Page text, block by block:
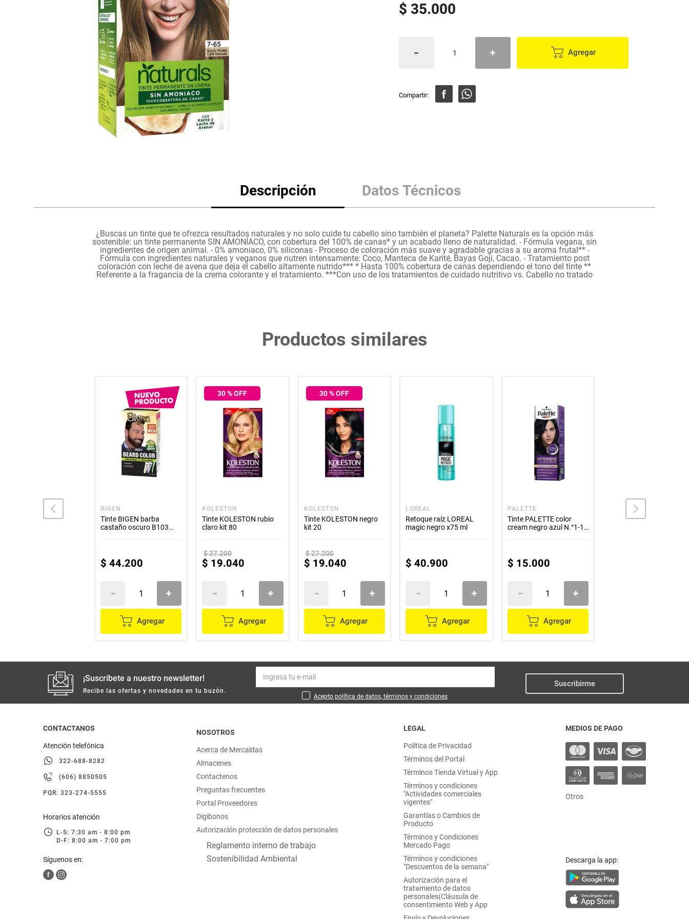
lácteos y refrigerados
cuidado del bebé
otros
$ 35.000
Agregar
Descripción Datos Técnicos
¿Buscas un tinte que te ofrezca resultados naturales y no solo cuide tu cabello sino también el planeta? Palette Naturals es la opción más
sostenible: un tinte permanente SIN AMONÍACO, con cobertura del 100% de canas* y un acabado lleno de naturalidad. - Fórmula vegana, sin
ingredientes de origen animal. - 0% amoniaco, 0% siliconas - Proceso de coloración más suave y agradable gracias a su aroma frutal** -
Fórmula con ingredientes naturales y veganos que nutren intensamente: Coco, Manteca de Karité, Bayas Goji, Cacao. - Tratamiento post
coloración con leche de avena que deja el cabello altamente nutrido*** * Hasta 100% cobertura de canas dependiendo el tono del tinte **
Referente a la fragancia de la crema colorante y el tratamiento. ***Con uso de los tratamientos de cuidado nutritivo vs. Cabello no tratado
Productos similares
COLORISS rubio
BIGEN
Tinte BIGEN barba
castaño oscuro B103
$ 44.200
Agregar
30% OFF
KOLESTON
Tinte KOLESTON rubio
claro kit 80
$27.200
$ 19.040
Agregar
30% OFF
KOLESTON
Tinte KOLESTON negro
kit 20
$27.200
$ 19.040
Agregar
LOREAL
Retoque raíz LOREAL
magic negro x75 ml
$ 40.900
Agregar
PALETTE
Tinte PALETTE color
cream negro azul N.°1-1
$ 15.000
Agregar
PALETTE
Tinte PALETTE color
¡Suscríbete a nuestro newsletter!
Recibe las ofertas y novedades en tu buzón.
Acepto política de datos, términos y condiciones
Suscribirme
CONTACTANOS
Atención telefónica
322-688-8282
(606) 8850505
PQR: 323-274-5555
Horarios atención
L-S: 7:30 am - 8:00 pm
D-F: 8:00 am - 7:00 pm
Síguenos en:
NOSOTROS
Acerca de Mercaldas
Almacenes
Contactenos
Preguntas frecuentes
Portal Proveedores
Digibonos
Autorización protección de datos personales
Reglamento interno de trabajo
Sostenibilidad Ambiental
LEGAL
Política de Privacidad
Términos del Portal
Términos Tienda Virtual y App
Términos y condiciones
"Actividades comerciales
vigentes"
Garantías o Cambios de
Producto
Términos y Condiciones
Mercado Pago
Términos y condiciones
"Descuentos de la semana"
Autorización para el
tratamiento de datos
personales(Cláusula de
consentimiento Web y App
MEDIOS DE PAGO
Otros
Descarga la app:
Mantequilla